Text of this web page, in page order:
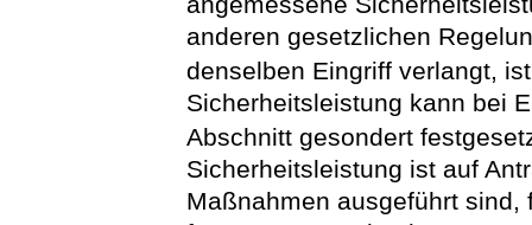
anderen gesetzlichen
denselben Eingriff verlangt,
Sicherheitsleistung kann bei
Abschnitt gesondert
Sicherheitsleistung ist auf
Maßnahmen ausgeführt